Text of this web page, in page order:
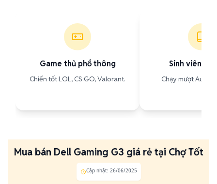
Game thủ phổ thông
Chiến tốt LOL, CS:GO, Valorant.
Sinh viên Kỹ
Chạy mượt
Mua bán Dell Gaming G3 giá rẻ tại Chợ Tốt
Cập nhật: 26/06/2025